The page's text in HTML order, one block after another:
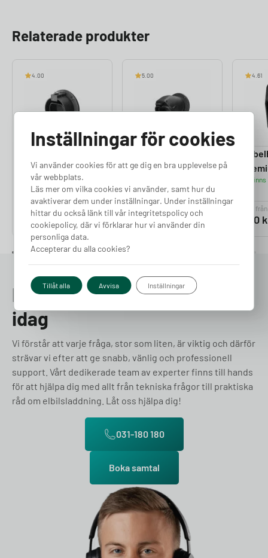
Relaterade produkter
4.00
Finns i lager
Pris från
490kr
5.00
Vinklad
Pris från
590kr
4.61
Pris från
690
Prata med en expert redan
idag
Vi förstår att varje fråga, stor som liten, är viktig och därför
strävar vi efter att ge snabb, vänlig och professionell
support. Vårt dedikerade team av experter finns till hands
för att hjälpa dig med allt från tekniska frågor till praktiska
råd om elbilsladdning. Låt oss hjälpa dig!
031-180 180
Boka samtal
Inställningar för cookies
Vi använder cookies för att ge dig en bra upplevelse på
vår webbplats.
Läs mer om vilka cookies vi använder, samt hur du
avaktiverar dem under inställningar. Under inställningar
hittar du också länk till vår integritetspolicy och
cookiepolicy, där vi förklarar hur vi använder din
personliga data.
Accepterar du alla cookies?
Tillåt alla Avvisa Inställningar